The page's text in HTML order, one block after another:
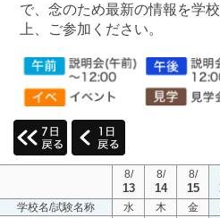
で、念のため最新の情報を学
上、ご参加ください。
8/
13
8/
14
8/
15
学校名/試験名称 水 木 金